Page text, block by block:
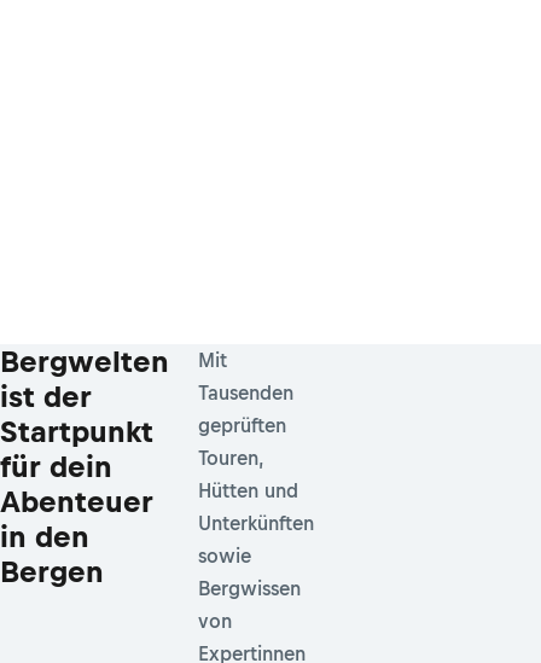
Bergwelten
ist der
Startpunkt
für dein
Abenteuer
in den
Bergen
Mit
Tausenden
geprüften
Touren,
Hütten und
Unterkünften
sowie
Bergwissen
von
Expertinnen